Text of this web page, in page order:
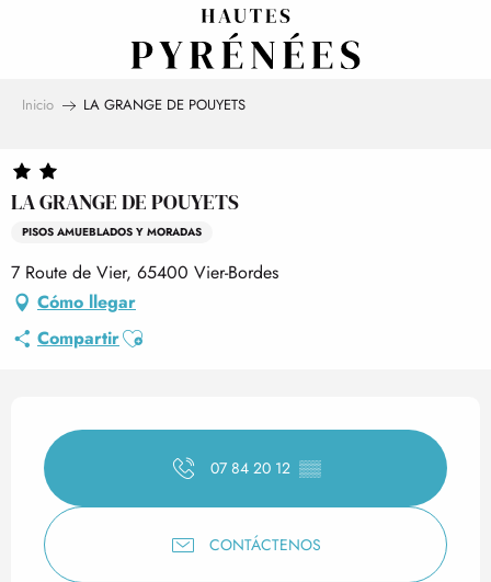
Inicio LA GRANGE DE POUYETS
LA GRANGE DE POUYETS
PISOS AMUEBLADOS Y MORADAS
7 Route de Vier, 65400 Vier-Bordes
Cómo llegar
CompartirAjouter aux favoris
Horarios y datos de
07 84 20 12 ▒▒
CONTÁCTENOS